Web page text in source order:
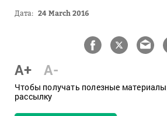
Дата: 24 March 2016
A+ A-
Чтобы получать полезные
рассылку